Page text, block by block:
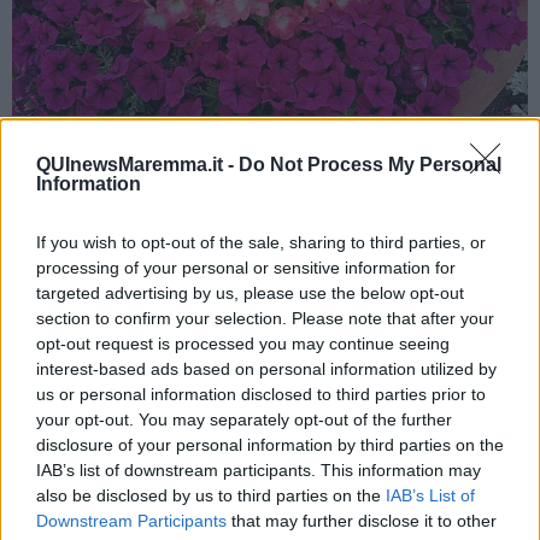
QUInewsMaremma.it - Do Not Process My Personal
Information
If you wish to opt-out of the sale, sharing to third parties, or
processing of your personal or sensitive information for
targeted advertising by us, please use the below opt-out
section to confirm your selection. Please note that after your
opt-out request is processed you may continue seeing
interest-based ads based on personal information utilized by
us or personal information disclosed to third parties prior to
your opt-out. You may separately opt-out of the further
disclosure of your personal information by third parties on the
IAB’s list of downstream participants. This information may
also be disclosed by us to third parties on the IAB’s List of
Downstream Participants that may further disclose it to other
Carissimi nativi della Bilancia, approfittate della prima settimana di
giorni del mese, raggiungerai un obiettivo importante, i giorni 5-6
giugno con la Luna nel tuo segno saranno importanti per il tuo
successo, agevolati dala congiunzione Mercurio-Giove. Il 2 giugno
per i nativi dell’ultimo decade del segno è probabile un po’ di litigio,
ci saranno cose, di cui non eri a conoscenza prima. Nella seconda
settimana di giugno dovrai stare attento agli impegni lavorativi, se
hai un’azienda. L’entrata di Mercurio in Leone a fine giugno ti sará
a favore, potrai contare sul pianeta dell’intelligenza e della
comunicazione. Marte sará in una posizione non proprio ottima
dopo metá giugno, ti terrebbe in stand-by, ma tu potrai basarti alla
tua intelligenza, per superare questa fase. Urano da luglio sará in
una buona posizione per te, il pianeta dell’imprevisto è buono ad